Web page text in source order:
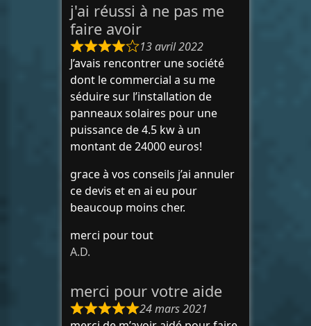
j'ai réussi à ne pas me
faire avoir
13 avril 2022
J’avais rencontrer une société
dont le commercial a su me
séduire sur l’installation de
panneaux solaires pour une
puissance de 4.5 kw à un
montant de 24000 euros!
grace à vos conseils j’ai annuler
ce devis et en ai eu pour
beaucoup moins cher.
merci pour tout
A.D.
merci pour votre aide
24 mars 2021